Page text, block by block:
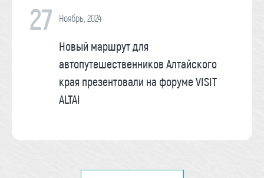
27 Ноябрь, 2024
Новый маршрут для
автопутешественников Алтайского
края презентовали на форуме VISIT
ALTAI